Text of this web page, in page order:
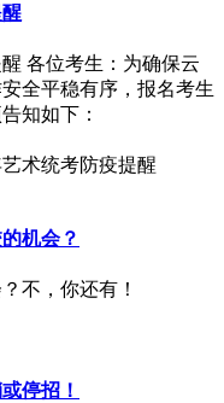
各位考生：为确保云
全平稳有序，报名考生
知如下：
术统考防疫提醒
机会？
不，你还有！
停招！